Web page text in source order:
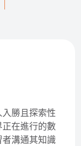
勝且探索性
在進行的數
溝通其知識